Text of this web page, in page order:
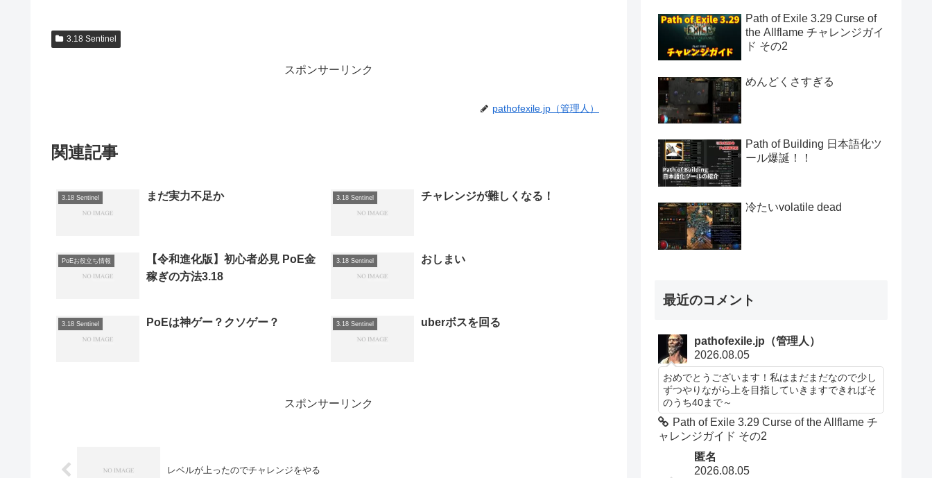
3.18 Sentinel
スポンサーリンク
pathofexile.jp（管理人）
関連記事
3.18 Sentinel まだ実力不足か 3.18 Sentinel チャレンジが難しくなる！
PoEお役立ち情報
【令和進化版】初心者必見 PoE金
稼ぎの方法3.18
3.18 Sentinel おしまい
3.18 Sentinel PoEは神ゲー？クソゲー？ 3.18 Sentinel uberボスを回る
スポンサーリンク
レベルが上ったのでチャレンジをやる
Path of Exile 3.29 Curse of
the Allflame チャレンジガイ
ド その2
めんどくさすぎる
Path of Building 日本語化ツ
ール爆誕！！
冷たいvolatile dead
最近のコメント
pathofexile.jp（管理人）
2026.08.05
おめでとうございます！私はまだまだなので少し
ずつやりながら上を目指していきますできればそ
のうち40まで～
Path of Exile 3.29 Curse of the Allflame チ
ャレンジガイド その2
匿名
2026.08.05